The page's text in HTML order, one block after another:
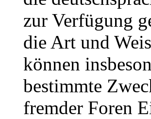
zur Verfügung
die Art und
können
bestimmte
fremder Foren